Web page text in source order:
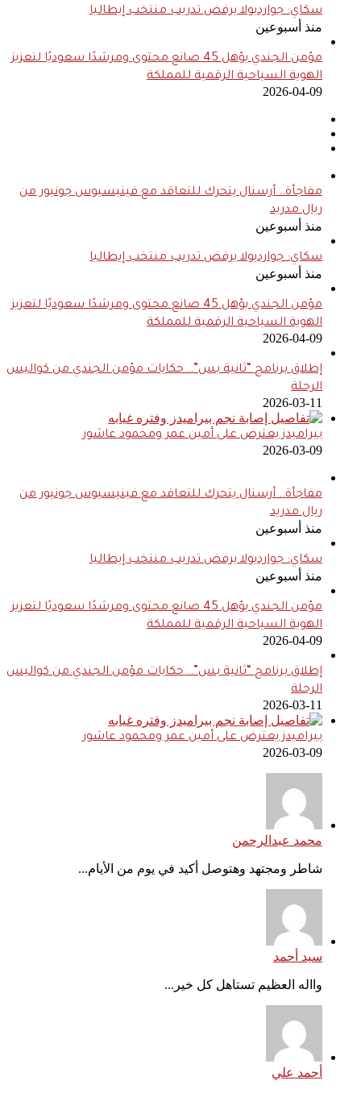
سكاي: جوارديولا يرفض تدريب منتخب إيطاليا
منذ أسبوعين
مؤمن الجندي يؤهل 45 صانع محتوى ومرشدًا سعوديًا لتعزيز
الهوية السياحية الرقمية للمملكة
2026-04-09
مفاجأة.. أرسنال يتحرك للتعاقد مع فينيسيوس جونيور من
ريال مدريد
منذ أسبوعين
سكاي: جوارديولا يرفض تدريب منتخب إيطاليا
منذ أسبوعين
مؤمن الجندي يؤهل 45 صانع محتوى ومرشدًا سعوديًا لتعزيز
الهوية السياحية الرقمية للمملكة
2026-04-09
إطلاق برنامج “ثانية بس”.. حكايات مؤمن الجندي من كواليس
الرحلة
2026-03-11
بيراميدز يعترض على أمين عمر ومحمود عاشور
2026-03-09
مفاجأة.. أرسنال يتحرك للتعاقد مع فينيسيوس جونيور من
ريال مدريد
منذ أسبوعين
سكاي: جوارديولا يرفض تدريب منتخب إيطاليا
منذ أسبوعين
مؤمن الجندي يؤهل 45 صانع محتوى ومرشدًا سعوديًا لتعزيز
الهوية السياحية الرقمية للمملكة
2026-04-09
إطلاق برنامج “ثانية بس”.. حكايات مؤمن الجندي من كواليس
الرحلة
2026-03-11
بيراميدز يعترض على أمين عمر ومحمود عاشور
2026-03-09
محمد عبدالرحمن
شاطر ومجتهد وهتوصل أكيد في يوم من الأيام...
سيد أحمد
وااله العظيم تستاهل كل خير...
أحمد علي